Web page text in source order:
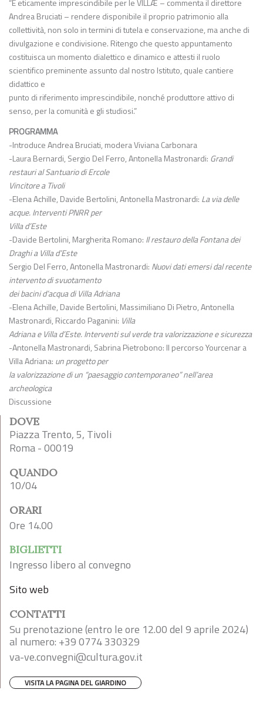
“È eticamente imprescindibile per le VILLÆ – commenta il direttore
Andrea Bruciati – rendere disponibile il proprio patrimonio alla
collettività, non solo in termini di tutela e conservazione, ma anche di
divulgazione e condivisione. Ritengo che questo appuntamento
costituisca un momento dialettico e dinamico e attesti il ruolo
scientifico preminente assunto dal nostro Istituto, quale cantiere
didattico e
punto di riferimento imprescindibile, nonché produttore attivo di
senso, per la comunità e gli studiosi.”
PROGRAMMA
-Introduce Andrea Bruciati, modera Viviana Carbonara
-Laura Bernardi, Sergio Del Ferro, Antonella Mastronardi: Grandi
restauri al Santuario di Ercole
Vincitore a Tivoli
-Elena Achille, Davide Bertolini, Antonella Mastronardi: La via delle
acque. Interventi PNRR per
Villa d’Este
-Davide Bertolini, Margherita Romano: Il restauro della Fontana dei
Draghi a Villa d’Este
Sergio Del Ferro, Antonella Mastronardi: Nuovi dati emersi dal recente
intervento di svuotamento
dei bacini d’acqua di Villa Adriana
-Elena Achille, Davide Bertolini, Massimiliano Di Pietro, Antonella
Mastronardi, Riccardo Paganini: Villa
Adriana e Villa d’Este. Interventi sul verde tra valorizzazione e sicurezza
-Antonella Mastronardi, Sabrina Pietrobono: Il percorso Yourcenar a
Villa Adriana: un progetto per
la valorizzazione di un “paesaggio contemporaneo” nell’area
archeologica
Discussione
DOVE
Piazza Trento, 5, Tivoli
Roma - 00019
QUANDO
10/04
ORARI
Ore 14.00
BIGLIETTI
Ingresso libero al convegno
Sito web
CONTATTI
Su prenotazione (entro le ore 12.00 del 9 aprile 2024)
al numero: +39 0774 330329
va-ve.convegni@cultura.gov.it
VISITA LA PAGINA DEL GIARDINO